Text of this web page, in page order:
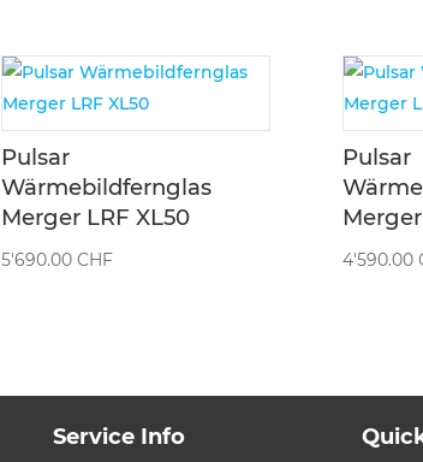
Pulsar
Wärmebildfernglas
Merger LRF XL50
5'690.00 CHF
Pulsar
4'590.00
Service Info